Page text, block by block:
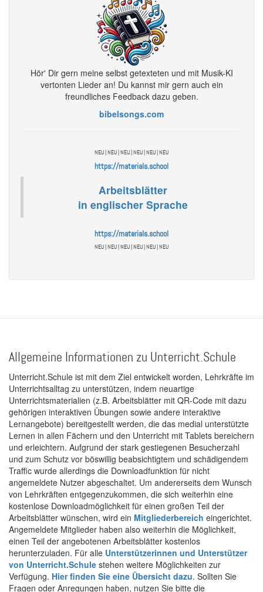
Hör' Dir gern meine selbst getexteten und mit Musik-KI
vertonten Lieder an! Du kannst mir gern auch ein
freundliches Feedback dazu geben.
bibelsongs.com
NEU | NEU | NEU | NEU | NEU | NEU
https://materials.school
Arbeitsblätter
in englischer Sprache
https://materials.school
NEU | NEU | NEU | NEU | NEU | NEU
Allgemeine Informationen zu Unterricht.Schule
Unterricht.Schule ist mit dem Ziel entwickelt worden, Lehrkräfte im
Unterrichtsalltag zu unterstützen, indem neuartige
Unterrichtsmaterialien (z.B. Arbeitsblätter mit QR-Code mit dazu
gehörigen interaktiven Übungen sowie andere interaktive
Lernangebote) bereitgestellt werden, die das medial unterstützte
Lernen in allen Fächern und den Unterricht mit Tablets bereichern
und erleichtern. Aufgrund der stark gestiegenen Besucherzahl
und zum Schutz vor böswillig beabsichtigtem und schädigendem
Traffic wurde allerdings die Downloadfunktion für nicht
angemeldete Nutzer abgeschaltet. Um andererseits dem Wunsch
von Lehrkräften entgegenzukommen, die sich weiterhin eine
kostenlose Downloadmöglichkeit für einen großen Teil der
Arbeitsblätter wünschen, wird ein Mitgliederbereich eingerichtet.
Angemeldete Mitglieder haben also weiterhin die Möglichkeit,
einen Teil der angebotenen Arbeitsblätter kostenlos
herunterzuladen. Für alle Unterstützerinnen und Unterstützer
von Unterricht.Schule stehen weitere Möglichkeiten zur
Verfügung. Hier finden Sie eine Übersicht dazu. Sollten Sie
Fragen oder Anregungen haben, nutzen Sie bitte die